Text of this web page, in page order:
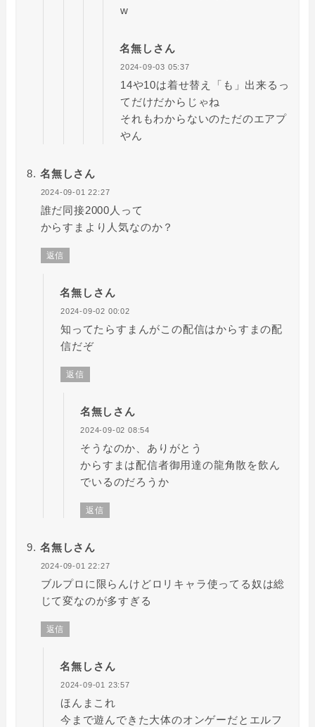
w
名無しさん
2024-09-03 05:37
14や10は着せ替え「も」出来るっ
てだけだからじゃね
それもわからないのただのエアプ
やん
名無しさん
2024-09-01 22:27
誰だ同接2000人って
からすまより人気なのか？
返信
名無しさん
2024-09-02 00:02
知ってたらすまんがこの配信はからすまの配
信だぞ
返信
名無しさん
2024-09-02 08:54
そうなのか、ありがとう
からすまは配信者御用達の龍角散を飲ん
でいるのだろうか
返信
名無しさん
2024-09-01 22:27
ブルプロに限らんけどロリキャラ使ってる奴は総
じて変なのが多すぎる
返信
名無しさん
2024-09-01 23:57
ほんまこれ
今まで遊んできた大体のオンゲーだとエルフ